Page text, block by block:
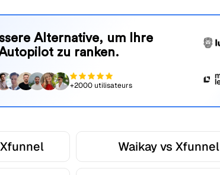
Alternative, um Ihre
zu ranken.
+2000 utilisateurs
Waikay vs Xfunnel